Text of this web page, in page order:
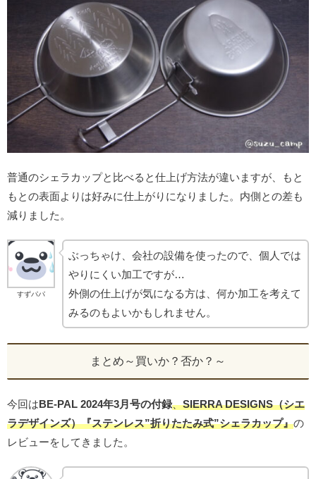
普通のシェラカップと比べると仕上げ方法が違いますが、もと
もとの表面よりは好みに仕上がりになりました。内側との差も
減りました。
すずパパ
ぶっちゃけ、会社の設備を使ったので、個人では
やりにくい加工ですが…
外側の仕上げが気になる方は、何か加工を考えて
みるのもよいかもしれません。
まとめ～買いか？否か？～
今回はBE-PAL 2024年3月号の付録、SIERRA DESIGNS（シエ
ラデザインズ）『ステンレス”折りたたみ式”シェラカップ』の
レビューをしてきました。